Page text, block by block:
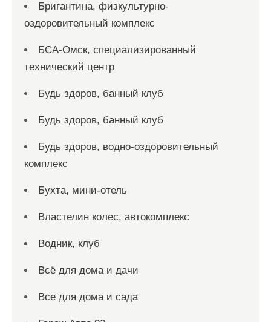
Бригантина, физкультурно-
оздоровительный комплекс
БСА-Омск, специализированный
технический центр
Будь здоров, банный клуб
Будь здоров, банный клуб
Будь здоров, водно-оздоровительный
комплекс
Бухта, мини-отель
Властелин колес, автокомплекс
Водник, клуб
Всё для дома и дачи
Все для дома и сада